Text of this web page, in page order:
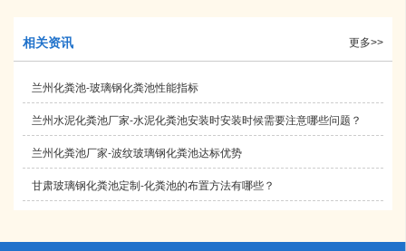
相关资讯 更多>>
兰州化粪池-玻璃钢化粪池性能指标
兰州水泥化粪池厂家-水泥化粪池安装时安装时候需要注意哪些问题？
兰州化粪池厂家-波纹玻璃钢化粪池达标优势
甘肃玻璃钢化粪池定制-化粪池的布置方法有哪些？